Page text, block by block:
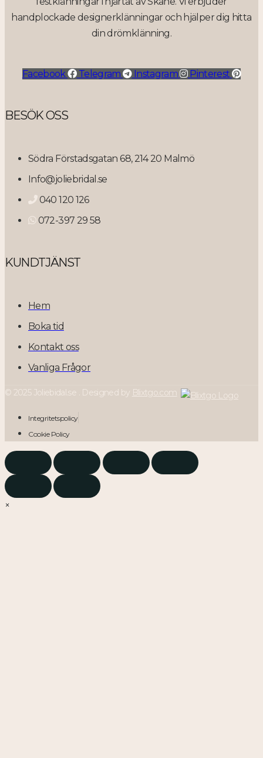
handplockade designerklänningar och hjälper dig hitta
din drömklänning.
Facebook Telegram Instagram Pinterest
BESÖK OSS
Södra Förstadsgatan 68, 214 20 Malmö
Info@joliebridal.se
040 120 126
072-397 29 58
KUNDTJÄNST
Hem
Boka tid
Kontakt oss
Vanliga Frågor
© 2025 Joliebidal.se . Designed by Blixtgo.com
Integritetspolicy
Cookie Policy
×